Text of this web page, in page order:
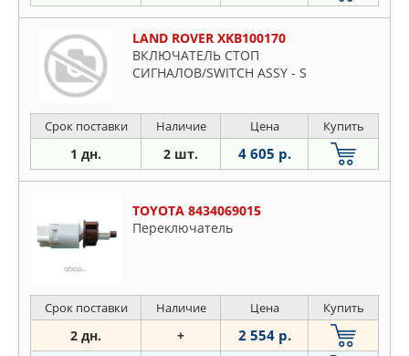
LAND ROVER XKB100170
ВКЛЮЧАТЕЛЬ СТОП
СИГНАЛОВ/SWITCH ASSY - S
Срок поставки Наличие Цена Купить
1 дн. 2 шт. 4 605 р.
TOYOTA 8434069015
Пepeключaтeль
Срок поставки Наличие Цена Купить
2 дн. + 2 554 р.